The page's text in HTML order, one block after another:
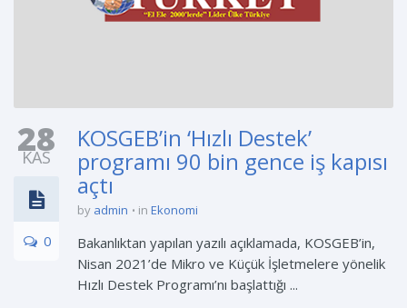
28
KAS
0
KOSGEB’in ‘Hızlı Destek’
programı 90 bin gence iş kapısı
açtı
by admin in Ekonomi
Bakanlıktan yapılan yazılı açıklamada, KOSGEB’in,
Nisan 2021’de Mikro ve Küçük İşletmelere yönelik
Hızlı Destek Programı’nı başlattığı ...